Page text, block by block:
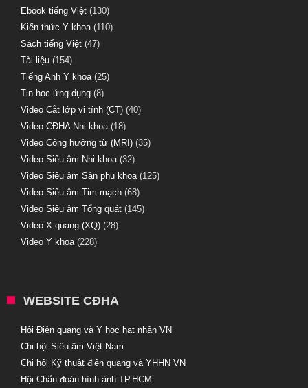
Ebook tiếng Việt (130)
Kiến thức Y khoa (110)
Sách tiếng Việt (47)
Tài liệu (154)
Tiếng Anh Y khoa (25)
Tin học ứng dụng (8)
Video Cắt lớp vi tính (CT) (40)
Video CĐHA Nhi khoa (18)
Video Cộng hưởng từ (MRI) (35)
Video Siêu âm Nhi khoa (32)
Video Siêu âm Sản phụ khoa (125)
Video Siêu âm Tim mạch (68)
Video Siêu âm Tổng quát (145)
Video X-quang (XQ) (28)
Video Y khoa (228)
WEBSITE CĐHA
Hội Điện quang và Y học hạt nhân VN
Chi hội Siêu âm Việt Nam
Chi hội Kỹ thuật điện quang và YHHN VN
Hội Chẩn đoán hình ảnh TP.HCM